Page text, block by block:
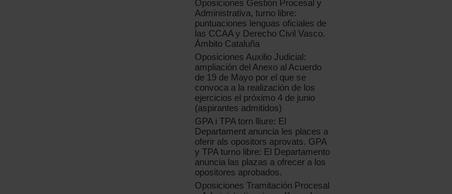
Oposiciones Gestión Procesal y
Administrativa, turno libre:
puntuaciones lenguas oficiales de
las CCAA y Derecho Civil Vasco.
Ámbito Cataluña
Oposiciones Auxilio Judicial:
ampliación del Anexo al Acuerdo
de 19 de Mayo por el que se
convoca a la realización de los
ejercicios el próximo 4 de junio
(aspirantes admitidos)
GPA i TPA torn lliure: El
Departament anuncia les places a
oferir als opositors aprovats. GPA
y TPA turno libre: El Departamento
anuncia las plazas a ofrecer a los
opositores aprobados.
Oposiciones Tramitación Procesal